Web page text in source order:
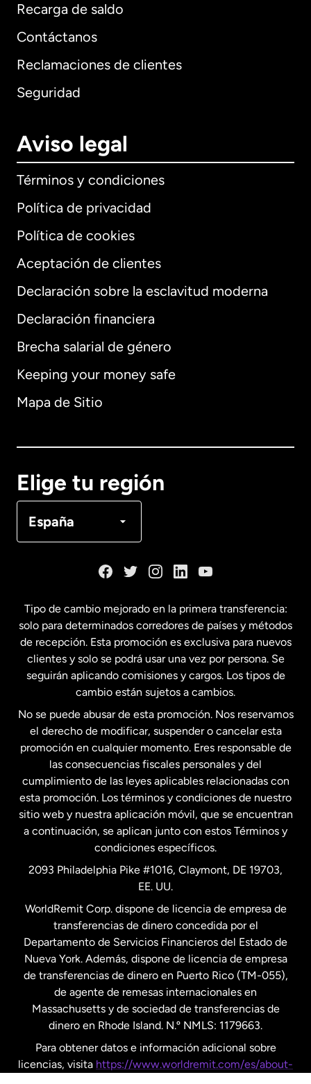
Recarga de saldo
Contáctanos
Reclamaciones de clientes
Seguridad
Aviso legal
Términos y condiciones
Política de privacidad
Política de cookies
Aceptación de clientes
Declaración sobre la esclavitud moderna
Declaración financiera
Brecha salarial de género
Keeping your money safe
Mapa de Sitio
Elige tu región
España
Internacional English
Alemania
Français
Estados Unidos English
Estados Unidos Español
Francia
Malasia
Nueva Zelanda
Países Bajos
Suecia
Tipo de cambio mejorado en la primera transferencia:
solo para determinados corredores de países y métodos
de recepción. Esta promoción es exclusiva para nuevos
clientes y solo se podrá usar una vez por persona. Se
seguirán aplicando comisiones y cargos. Los tipos de
cambio están sujetos a cambios.
No se puede abusar de esta promoción. Nos reservamos
el derecho de modificar, suspender o cancelar esta
promoción en cualquier momento. Eres responsable de
las consecuencias fiscales personales y del
cumplimiento de las leyes aplicables relacionadas con
esta promoción. Los términos y condiciones de nuestro
sitio web y nuestra aplicación móvil, que se encuentran
a continuación, se aplican junto con estos Términos y
condiciones específicos.
2093 Philadelphia Pike #1016, Claymont, DE 19703,
EE. UU.
WorldRemit Corp. dispone de licencia de empresa de
transferencias de dinero concedida por el
Departamento de Servicios Financieros del Estado de
Nueva York. Además, dispone de licencia de empresa
de transferencias de dinero en Puerto Rico (TM-055),
de agente de remesas internacionales en
Massachusetts y de sociedad de transferencias de
dinero en Rhode Island. N.º NMLS: 1179663.
Para obtener datos e información adicional sobre
licencias, visita https://www.worldremit.com/es/about-